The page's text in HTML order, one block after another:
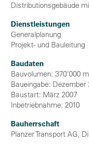
Distributionsgebäude
Dienstleistungen
Generalplanung
Projekt- und Bauleitung
Baudaten
Bauvolumen: 370’000
Baueingabe: Dezember
Baustart: März 2007
Inbetriebnahme: 2010
Bauherrschaft
Planzer Transport AG,